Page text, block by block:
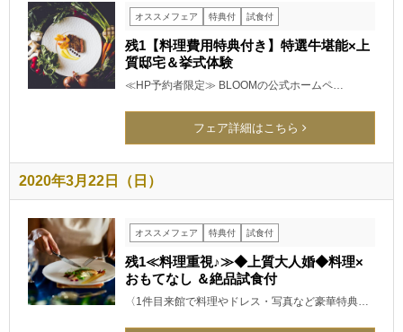
オススメフェア 特典付 試食付
残1【料理費用特典付き】特選牛堪能×上
質邸宅＆挙式体験
≪HP予約者限定≫ BLOOMの公式ホームペ…
フェア詳細はこちら
2020年3月22日（日）
オススメフェア 特典付 試食付
残1≪料理重視♪≫◆上質大人婚◆料理×
おもてなし ＆絶品試食付
〈1件目来館で料理やドレス・写真など豪華特典…